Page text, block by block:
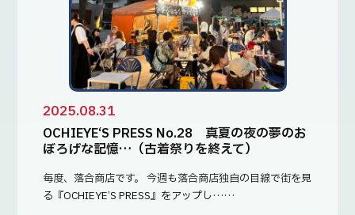
2025.08.31
OCHIEYE‘S PRESS No.28 真夏の夜の夢のお
ぼろげな記憶…（古着祭りを終えて）
毎度、落合商店です。 今週も落合商店独自の目線で街を見
る『OCHIEYE’S PRESS』をアップし……